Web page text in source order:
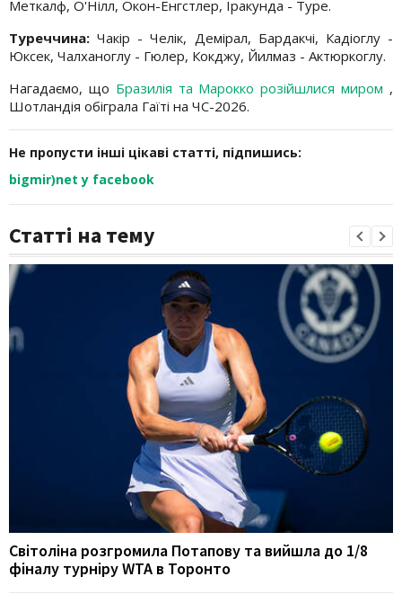
Меткалф, О'Нілл, Окон-Енгстлер, Іракунда - Туре.
Туреччина: Чакір - Челік, Демірал, Бардакчі, Кадіоглу -
Юксек, Чалханоглу - Гюлер, Кокджу, Йилмаз - Актюркоглу.
Нагадаємо, що Бразилія та Марокко розійшлися миром ,
Шотландія обіграла Гаїті на ЧС-2026.
Не пропусти інші цікаві статті, підпишись:
bigmir)net у facebook
Статті на тему
Світоліна розгромила Потапову та вийшла до 1/8
фіналу турніру WTA в Торонто